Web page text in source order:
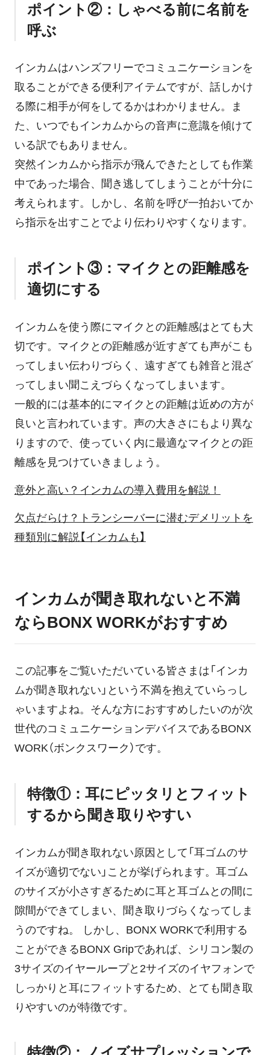
ポイント②：しゃべる前に名前を
呼ぶ
インカムはハンズフリーでコミュニケーションを
取ることができる便利アイテムですが、話しかけ
る際に相手が何をしてるかはわかりません。ま
た、いつでもインカムからの音声に意識を傾けて
いる訳でもありません。
突然インカムから指示が飛んできたとしても作業
中であった場合、聞き逃してしまうことが十分に
考えられます。しかし、名前を呼び一拍おいてか
ら指示を出すことでより伝わりやすくなります。
ポイント③：マイクとの距離感を
適切にする
インカムを使う際にマイクとの距離感はとても大
切です。マイクとの距離感が近すぎても声がこも
ってしまい伝わりづらく、遠すぎても雑音と混ざ
ってしまい聞こえづらくなってしまいます。
一般的には基本的にマイクとの距離は近めの方が
良いと言われています。声の大きさにもより異な
りますので、使っていく内に最適なマイクとの距
離感を見つけていきましょう。
意外と高い？インカムの導入費用を解説！
欠点だらけ？トランシーバーに潜むデメリットを
種類別に解説【インカムも】
インカムが聞き取れないと不満
ならBONX WORKがおすすめ
この記事をご覧いただいている皆さまは「インカ
ムが聞き取れない」という不満を抱えていらっし
ゃいますよね。そんな方におすすめしたいのが次
世代のコミュニケーションデバイスであるBONX
WORK（ボンクスワーク）です。
特徴①：耳にピッタリとフィット
するから聞き取りやすい
インカムが聞き取れない原因として「耳ゴムのサ
イズが適切でない」ことが挙げられます。耳ゴム
のサイズが小さすぎるために耳と耳ゴムとの間に
隙間ができてしまい、聞き取りづらくなってしま
うのですね。 しかし、BONX WORKで利用する
ことができるBONX Gripであれば、シリコン製の
3サイズのイヤーループと2サイズのイヤフォンで
しっかりと耳にフィットするため、とても聞き取
りやすいのが特徴です。